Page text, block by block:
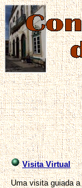
Visita Virtual
Uma visita guiada